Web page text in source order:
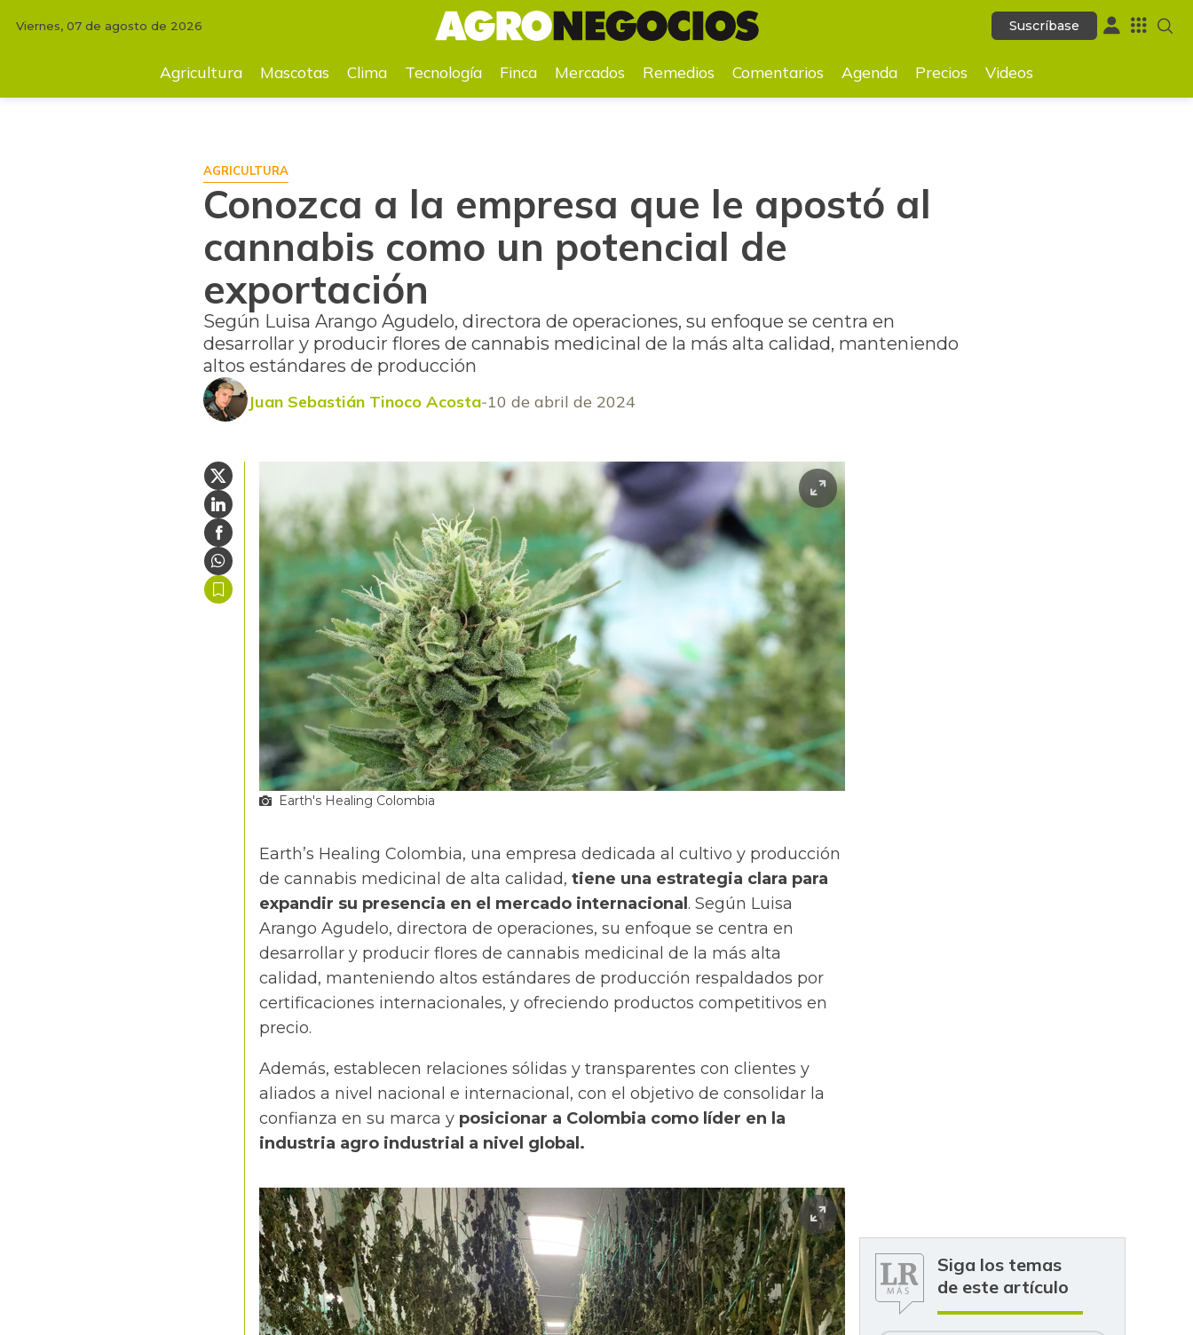
Suscríbase
Conozca a la empresa que le apostó al cannabis como un potencial de exportación
Viernes, 07 de agosto de 2026 Suscríbase
Agricultura Mascotas Clima Tecnología Finca Mercados Remedios Comentarios Agenda Precios Videos
AGRICULTURA
Conozca a la empresa que le apostó al
cannabis como un potencial de
exportación
Según Luisa Arango Agudelo, directora de operaciones, su enfoque se centra en
desarrollar y producir flores de cannabis medicinal de la más alta calidad, manteniendo
altos estándares de producción
Juan Sebastián Tinoco Acosta 10 de abril de 2024
Earth's Healing Colombia
Earth’s Healing Colombia, una empresa dedicada al cultivo y producción
de cannabis medicinal de alta calidad, tiene una estrategia clara para
expandir su presencia en el mercado internacional . Según Luisa
Arango Agudelo, directora de operaciones, su enfoque se centra en
desarrollar y producir flores de cannabis medicinal de la más alta
calidad, manteniendo altos estándares de producción respaldados por
certificaciones internacionales, y ofreciendo productos competitivos en
precio.
Además, establecen relaciones sólidas y transparentes con clientes y
aliados a nivel nacional e internacional, con el objetivo de consolidar la
confianza en su marca y posicionar a Colombia como líder en la
industria agro industrial a nivel global.
Siga los temas
de este artículo